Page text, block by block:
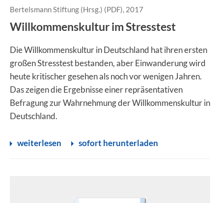
Bertelsmann Stiftung (Hrsg.) (PDF), 2017
Willkommenskultur im Stresstest
Die Willkommenskultur in Deutschland hat ihren ersten
großen Stresstest bestanden, aber Einwanderung wird
heute kritischer gesehen als noch vor wenigen Jahren.
Das zeigen die Ergebnisse einer repräsentativen
Befragung zur Wahrnehmung der Willkommenskultur in
Deutschland.
weiterlesen sofort herunterladen